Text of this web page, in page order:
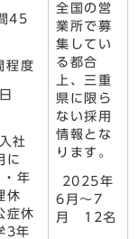
45
程度
社
に
年
休
症休
3年
全国の営
業所で募
集してい
る都合
上、三重
県に限ら
ない採用
情報とな
ります。
2025年
6月～7
月 12名